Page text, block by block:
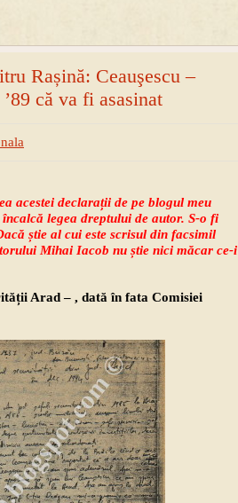
Rașină: Ceauşescu –
că va fi asasinat
acestei declarații de pe blogul meu
legea dreptului de autor. S-o fi
știe al cui este scrisul din facsimil
Mihai Iacob nu știe nici măcar ce-i
Arad – , dată în fata Comisiei